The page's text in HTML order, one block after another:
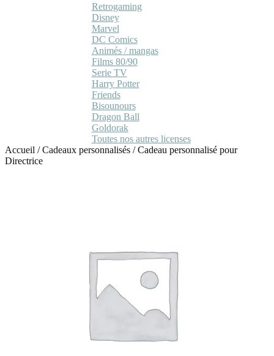
Retrogaming
Disney
Marvel
DC Comics
Animés / mangas
Films 80/90
Serie TV
Harry Potter
Friends
Bisounours
Dragon Ball
Goldorak
Toutes nos autres licenses
Accueil /Cadeaux personnalisés /Cadeau personnalisé pour
Directrice